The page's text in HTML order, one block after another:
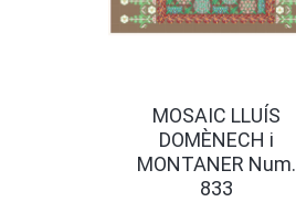
MOSAIC LLUÍS
DOMÈNECH i
MONTANER Num.
833